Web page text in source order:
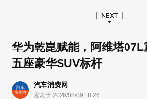
华为乾崑赋能，阿维塔07L
五座豪华SUV标杆
汽车消费网
发表于 2026/08/09 18:26